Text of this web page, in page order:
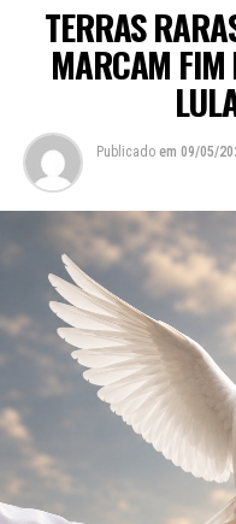
TERRAS
MARCAM FIM
Publicado em 09/05/